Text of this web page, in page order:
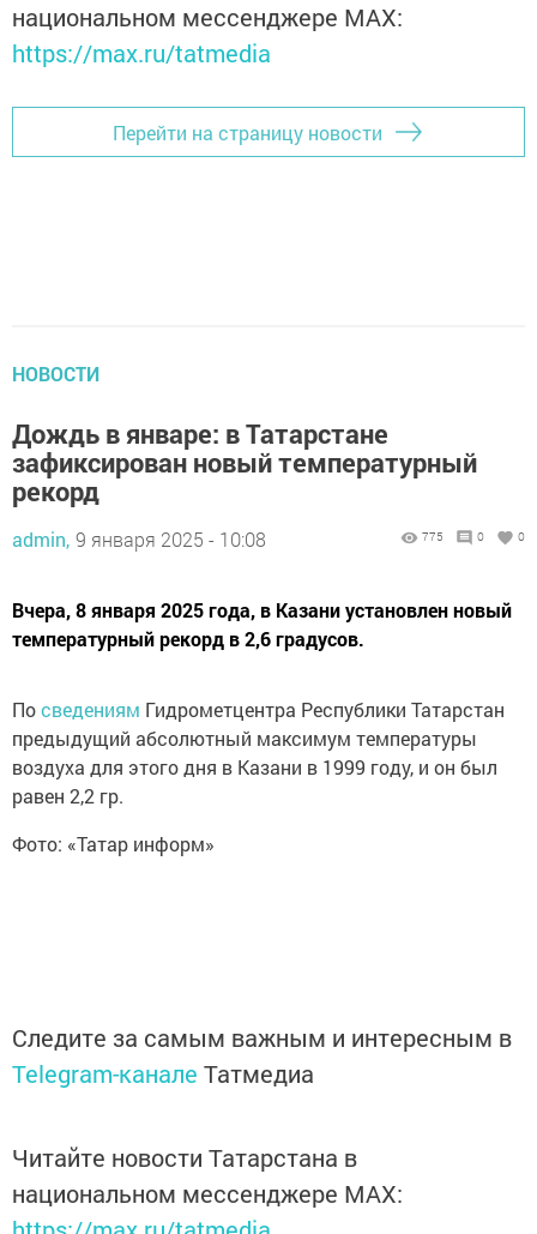
национальном мессенджере MАХ:
https://max.ru/tatmedia
Перейти на страницу новости
НОВОСТИ
Дождь в январе: в Татарстане
зафиксирован новый температурный
рекорд
admin, 9 января 2025 - 10:08 775 0 0
Вчера, 8 января 2025 года, в Казани установлен новый
температурный рекорд в 2,6 градусов.
Посведениям Гидрометцентра Республики Татарстан
предыдущий абсолютный максимум температуры
воздуха для этого дня в Казани в 1999 году, и он был
равен 2,2 гр.
Фото: «Татар информ»
Следите за самым важным и интересным в
Telegram-канале Татмедиа
Читайте новости Татарстана в
национальном мессенджере MАХ: